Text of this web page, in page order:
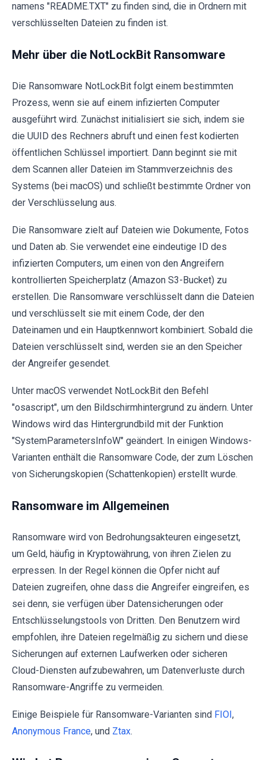
namens "README.TXT" zu finden sind, die in Ordnern mit
verschlüsselten Dateien zu finden ist.
Mehr über die NotLockBit Ransomware
Die Ransomware NotLockBit folgt einem bestimmten
Prozess, wenn sie auf einem infizierten Computer
ausgeführt wird. Zunächst initialisiert sie sich, indem sie
die UUID des Rechners abruft und einen fest kodierten
öffentlichen Schlüssel importiert. Dann beginnt sie mit
dem Scannen aller Dateien im Stammverzeichnis des
Systems (bei macOS) und schließt bestimmte Ordner von
der Verschlüsselung aus.
Die Ransomware zielt auf Dateien wie Dokumente, Fotos
und Daten ab. Sie verwendet eine eindeutige ID des
infizierten Computers, um einen von den Angreifern
kontrollierten Speicherplatz (Amazon S3-Bucket) zu
erstellen. Die Ransomware verschlüsselt dann die Dateien
und verschlüsselt sie mit einem Code, der den
Dateinamen und ein Hauptkennwort kombiniert. Sobald die
Dateien verschlüsselt sind, werden sie an den Speicher
der Angreifer gesendet.
Unter macOS verwendet NotLockBit den Befehl
"osascript", um den Bildschirmhintergrund zu ändern. Unter
Windows wird das Hintergrundbild mit der Funktion
"SystemParametersInfoW" geändert. In einigen Windows-
Varianten enthält die Ransomware Code, der zum Löschen
von Sicherungskopien (Schattenkopien) erstellt wurde.
Ransomware im Allgemeinen
Ransomware wird von Bedrohungsakteuren eingesetzt,
um Geld, häufig in Kryptowährung, von ihren Zielen zu
erpressen. In der Regel können die Opfer nicht auf
Dateien zugreifen, ohne dass die Angreifer eingreifen, es
sei denn, sie verfügen über Datensicherungen oder
Entschlüsselungstools von Dritten. Den Benutzern wird
empfohlen, ihre Dateien regelmäßig zu sichern und diese
Sicherungen auf externen Laufwerken oder sicheren
Cloud-Diensten aufzubewahren, um Datenverluste durch
Ransomware-Angriffe zu vermeiden.
Einige Beispiele für Ransomware-Varianten sind FIOI,
Anonymous France, und Ztax.